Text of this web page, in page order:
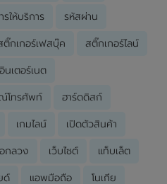
รให้บริการ รหัสผ่าน
ติ๊กเกอร์เฟสบุ๊ค สติ๊กเกอร์ไลน์
อินเตอร์เนต
โทรศัพท์ ฮาร์ดดิสก์
เกมไลน์ เปิดตัวสินค้า
กลวง เว็บไซต์ แท็บเล็ต
ด์ แอพมือถือ โนเกีย